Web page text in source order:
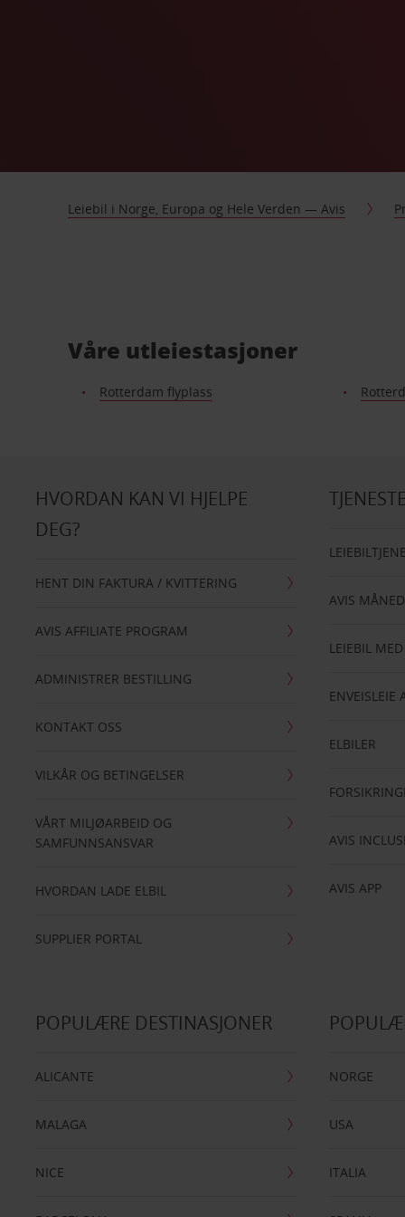
Leiebil i Norge, Europa og Hele Verden — Avis
Våre utleiestasjoner
Rotterdam flyplass
HVORDAN KAN VI HJELPE
DEG?
HENT DIN FAKTURA / KVITTERING
AVIS AFFILIATE PROGRAM
ADMINISTRER BESTILLING
KONTAKT OSS
VILKÅR OG BETINGELSER
VÅRT MILJØARBEID OG
SAMFUNNSANSVAR
HVORDAN LADE ELBIL
SUPPLIER PORTAL
AVIS
LEIEBIL
ENVEISLEIE
ELBILER
AVIS
AVIS APP
POPULÆRE DESTINASJONER
ALICANTE
MALAGA
NICE
NORGE
USA
ITALIA